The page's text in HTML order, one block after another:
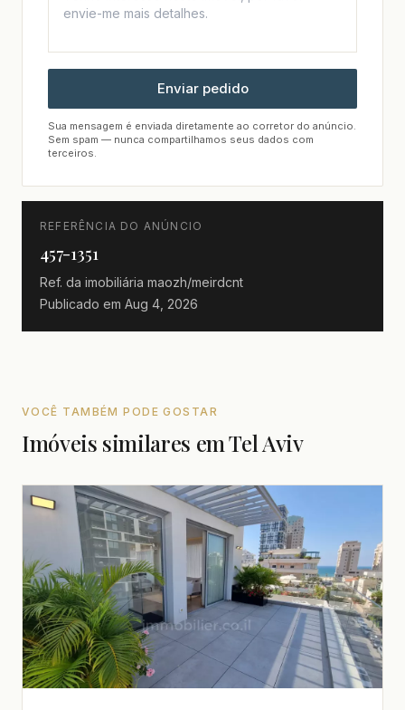
Enviar pedido
Sua mensagem é enviada diretamente ao corretor do anúncio.
Sem spam — nunca compartilhamos seus dados com
terceiros.
REFERÊNCIA DO ANÚNCIO
457-1351
Ref. da imobiliária maozh/meirdcnt
Publicado em Aug 4, 2026
VOCÊ TAMBÉM PODE GOSTAR
Imóveis similares em Tel Aviv